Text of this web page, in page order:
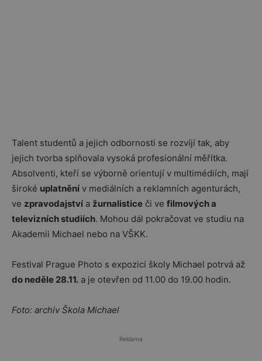
Talent studentů a jejich odbornosti se rozvíjí tak, aby
jejich tvorba splňovala vysoká profesionální měřítka.
Absolventi, kteří se výborně orientují v multimédiích, mají
široké uplatnění v mediálních a reklamních agenturách,
ve zpravodajství a žurnalistice či ve filmových a
televizních studiích. Mohou dál pokračovat ve studiu na
Akademii Michael nebo na VŠKK.
Festival Prague Photo s expozicí školy Michael potrvá až
do neděle 28.11. a je otevřen od 11.00 do 19.00 hodin.
Foto: archiv Škola Michael
Reklama